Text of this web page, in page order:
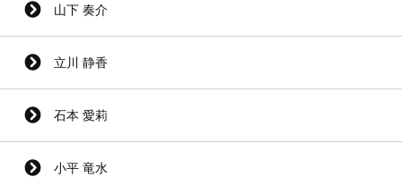
山下 奏介
立川 静香
石本 愛莉
小平 竜水